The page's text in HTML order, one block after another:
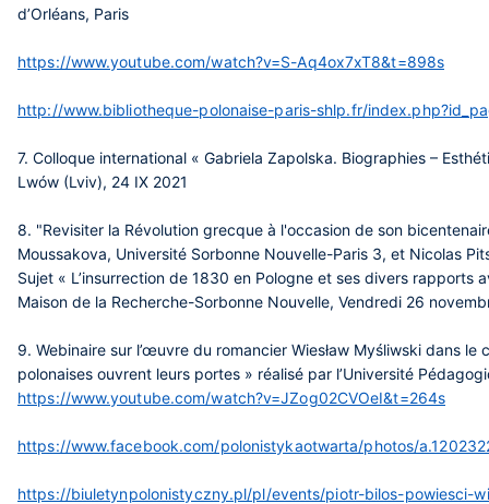
d’Orléans, Paris
https://www.youtube.com/watch?v=S-Aq4ox7xT8&t=898s
http://www.bibliotheque-polonaise-paris-shlp.fr/
7. Colloque international « Gabriela Zapolska. Biographies –
Lwów (Lviv), 24 IX 2021
8. "Revisiter la Révolution grecque à l'occasion de son
Moussakova, Université Sorbonne Nouvelle-Paris 3, et Nicolas
Sujet « L’insurrection de 1830 en Pologne et ses divers rapports
Maison de la Recherche-Sorbonne Nouvelle, Vendredi 26
9. Webinaire sur l’œuvre du romancier Wiesław Myśliwski dans
polonaises ouvrent leurs portes » réalisé par l’Université
https://www.youtube.com/watch?v=JZog02CVOeI&t=264s
https://www.facebook.com/polonistykaotwarta/photos/
https://biuletynpolonistyczny.pl/pl/events/piotr-bilos-powiesci-